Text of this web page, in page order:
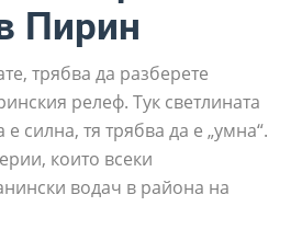
Пирин
трябва да разберете
релеф. Тук светлината
силна, тя трябва да е „умна“.
които всеки
водач в района на